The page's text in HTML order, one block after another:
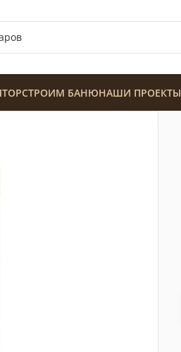
СТРОИМ БАНЮНАШИ ПРОЕКТЫ